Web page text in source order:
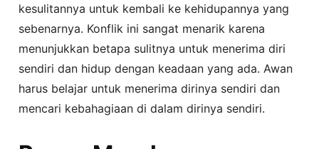
kesulitannya untuk kembali ke kehidupannya yang
sebenarnya. Konflik ini sangat menarik karena
menunjukkan betapa sulitnya untuk menerima diri
sendiri dan hidup dengan keadaan yang ada. Awan
harus belajar untuk menerima dirinya sendiri dan
mencari kebahagiaan di dalam dirinya sendiri.